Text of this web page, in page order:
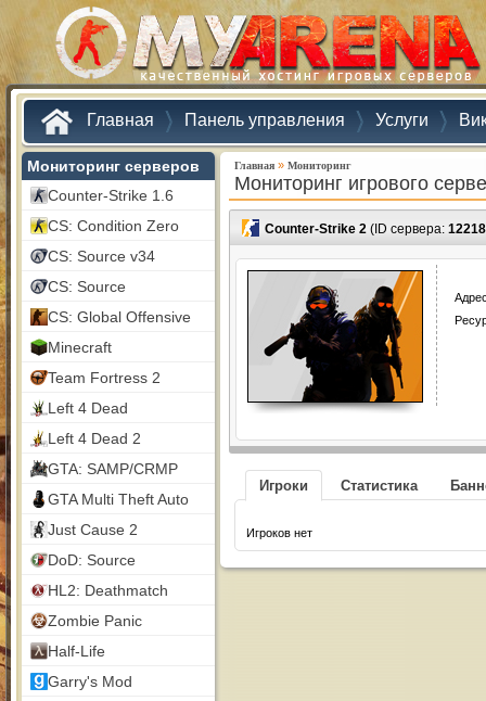
Главная Панель управления Услуги
Мониторинг серверов
Counter-Strike 1.6
CS: Condition Zero
CS: Source v34
CS: Source
CS: Global Offensive
Minecraft
Team Fortress 2
Left 4 Dead
Left 4 Dead 2
GTA: SAMP/CRMP
GTA Multi Theft Auto
Just Cause 2
DoD: Source
HL2: Deathmatch
Zombie Panic
Half-Life
Garry's Mod
Главная » Мониторинг
Мониторинг игрового
Counter-Strike 2 (ID сервера:
Игроки Статистика
Игроков нет